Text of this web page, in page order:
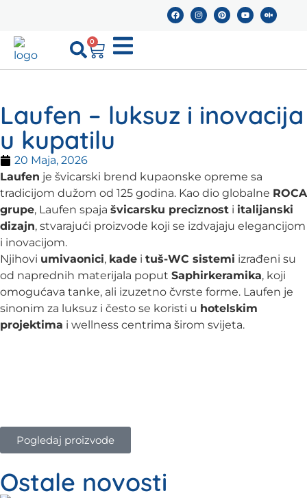
0
Laufen – luksuz i inovacija
u kupatilu
20 Maja, 2026
Laufen je švicarski brend kupaonske opreme sa
tradicijom dužom od 125 godina. Kao dio globalne ROCA
grupe, Laufen spaja švicarsku preciznost i italijanski
dizajn, stvarajući proizvode koji se izdvajaju elegancijom
i inovacijom.
Njihovi umivaonici, kade i tuš-WC sistemi izrađeni su
od naprednih materijala poput Saphirkeramika, koji
omogućava tanke, ali izuzetno čvrste forme. Laufen je
sinonim za luksuz i često se koristi u hotelskim
projektima i wellness centrima širom svijeta.
Pogledaj proizvode
Ostale novosti